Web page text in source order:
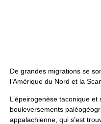
De grandes migrations se
l’Amérique du Nord et la
L’épeirogenèse taconique
bouleversements
appalachienne, qui s’est